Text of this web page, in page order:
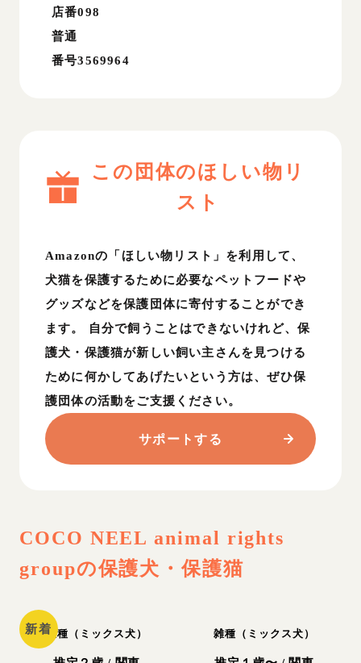
店番098
普通
番号3569964
この団体のほしい物リ
スト
Amazonの「ほしい物リスト」を利用して、
犬猫を保護するために必要なペットフードや
グッズなどを保護団体に寄付することができ
ます。 自分で飼うことはできないけれど、保
護犬・保護猫が新しい飼い主さんを見つける
ために何かしてあげたいという方は、ぜひ保
護団体の活動をご支援ください。
サポートする
COCO NEEL animal rights
groupの保護犬・保護猫
新着雑種（ミックス犬） 雑種（ミックス犬）